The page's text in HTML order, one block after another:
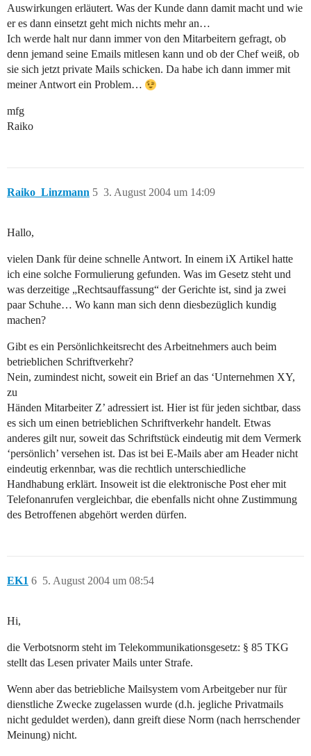
Auswirkungen erläutert. Was der Kunde dann damit macht und wie
er es dann einsetzt geht mich nichts mehr an…
Ich werde halt nur dann immer von den Mitarbeitern gefragt, ob
denn jemand seine Emails mitlesen kann und ob der Chef weiß, ob
sie sich jetzt private Mails schicken. Da habe ich dann immer mit
meiner Antwort ein Problem…
mfg
Raiko
Raiko_Linzmann 3. August 2004 um 14:09
5
Hallo,
vielen Dank für deine schnelle Antwort. In einem iX Artikel hatte
ich eine solche Formulierung gefunden. Was im Gesetz steht und
was derzeitige „Rechtsauffassung“ der Gerichte ist, sind ja zwei
paar Schuhe… Wo kann man sich denn diesbezüglich kundig
machen?
Gibt es ein Persönlichkeitsrecht des Arbeitnehmers auch beim
betrieblichen Schriftverkehr?
Nein, zumindest nicht, soweit ein Brief an das ‘Unternehmen XY,
zu
Händen Mitarbeiter Z’ adressiert ist. Hier ist für jeden sichtbar, dass
es sich um einen betrieblichen Schriftverkehr handelt. Etwas
anderes gilt nur, soweit das Schriftstück eindeutig mit dem Vermerk
‘persönlich’ versehen ist. Das ist bei E-Mails aber am Header nicht
eindeutig erkennbar, was die rechtlich unterschiedliche
Handhabung erklärt. Insoweit ist die elektronische Post eher mit
Telefonanrufen vergleichbar, die ebenfalls nicht ohne Zustimmung
des Betroffenen abgehört werden dürfen.
EK1 5. August 2004 um 08:54
6
Hi,
die Verbotsnorm steht im Telekommunikationsgesetz: § 85 TKG
stellt das Lesen privater Mails unter Strafe.
Wenn aber das betriebliche Mailsystem vom Arbeitgeber nur für
dienstliche Zwecke zugelassen wurde (d.h. jegliche Privatmails
nicht geduldet werden), dann greift diese Norm (nach herrschender
Meinung) nicht.